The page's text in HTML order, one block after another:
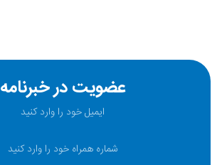
عضویت در خبرنامه